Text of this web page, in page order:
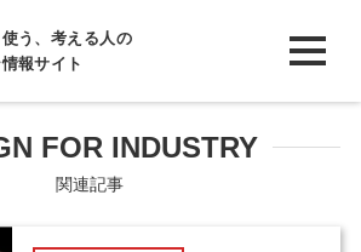
う、考える人の
報サイト
FOR INDUSTRY
関連記事